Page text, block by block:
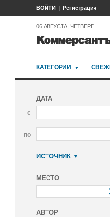
ВОЙТИ Регистрация
06 АВГУСТА, ЧЕТВЕРГ
КАТЕГОРИИ
ДАТА
с
по
ИСТОЧНИК
МЕСТО
АВТОР